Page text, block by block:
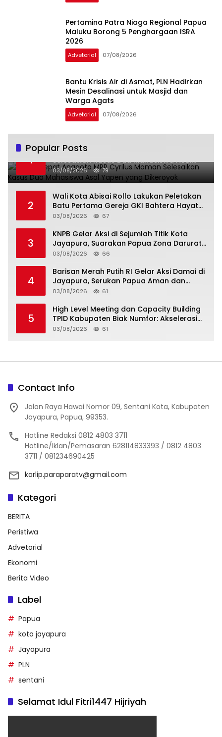
Pertamina Patra Niaga Regional Papua
Maluku Borong 5 Penghargaan ISRA
2026
Advetorial 07/08/2026
Bantu Krisis Air di Asmat, PLN Hadirkan
Mesin Desalinasi untuk Masjid dan
Warga Agats
Advetorial 07/08/2026
Popular Posts
1
Gerak Cepat Anggota MRP Cyrilus Moman
Selesaikan Kasus Dua Mahasiswa Asal
Yapen yang Dikeroyok
03/08/2026 79
2
Wali Kota Abisai Rollo Lakukan Peletakan
Batu Pertama Gereja GKI Bahtera Hayat
Hamadi, Serahkan Bantuan Rp200 Juta
03/08/2026 67
3
KNPB Gelar Aksi di Sejumlah Titik Kota
Jayapura, Suarakan Papua Zona Darurat
Militer dan Kemanusiaan
03/08/2026 66
4
Barisan Merah Putih RI Gelar Aksi Damai di
Jayapura, Serukan Papua Aman dan
Damai
03/08/2026 61
5
High Level Meeting dan Capacity Building
TPID Kabupaten Biak Numfor: Akselerasi
Ketahanan Pangan dan Pengendalian
03/08/2026 61
Contact Info
Jalan Raya Hawai Nomor 09, Sentani Kota, Kabupaten
Jayapura, Papua, 99353.
Hotline Redaksi 0812 4803 3711
Hotline/Iklan/Pemasaran 628114833393 / 0812 4803
3711 / 081234690425
korlip.paraparatv@gmail.com
Kategori
BERITA
Peristiwa
Advetorial
Ekonomi
Berita Video
Label
Papua
kota jayapura
Jayapura
PLN
sentani
Selamat Idul Fitri1447 Hijriyah